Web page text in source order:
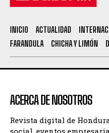
INICIO ACTUALIDAD
FARANDULA
CHICHA Y LIMÓN
ACERCA DE NOSOTROS
Revista digital de